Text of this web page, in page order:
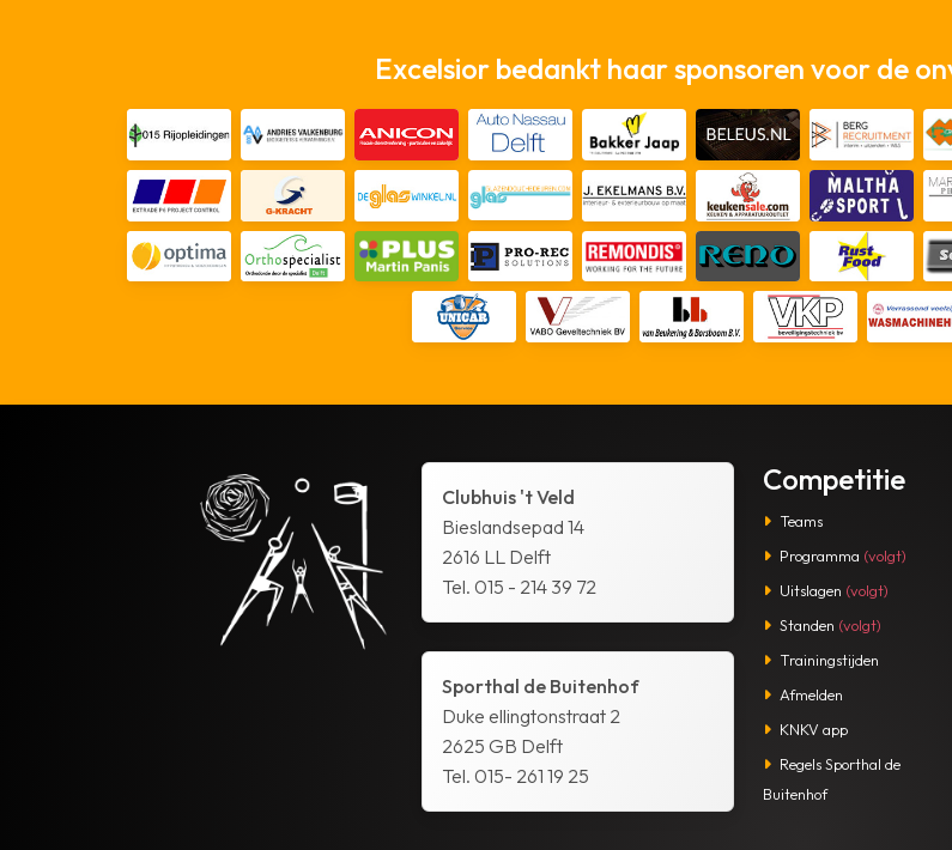
Excelsior bedankt haar sponsoren voor de
Clubhuis 't Veld
Bieslandsepad 14
2616 LL Delft
Tel. 015 - 214 39 72
Sporthal de Buitenhof
Duke ellingtonstraat 2
2625 GB Delft
Tel. 015- 261 19 25
Competitie
Teams
Programma (volgt)
Uitslagen (volgt)
Standen (volgt)
Trainingstijden
Afmelden
KNKV app
Regels Sporthal de
Buitenhof